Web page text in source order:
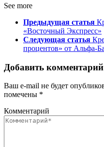
See more
Предыдущая статья
«Восточный Экспресс»
Следующая статья
процентов» от Альфа-
Добавить комментарий
Ваш e-mail не будет
помечены *
Комментарий